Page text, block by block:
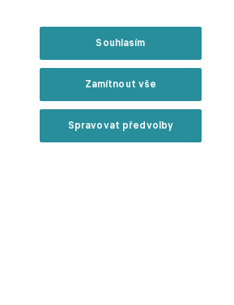
Souhlasím
Zamítnout vše
Spravovat předvolby